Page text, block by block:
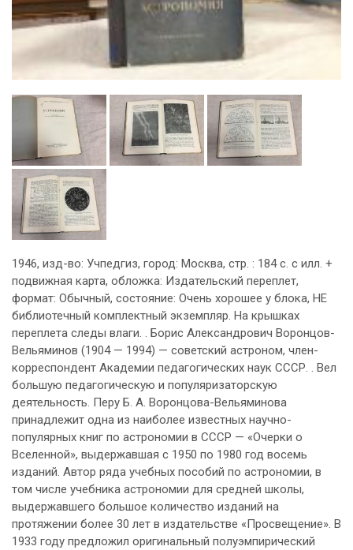
1946, изд-во: Учпедгиз, город: Москва, стр. : 184 с. с илл. +
подвижная карта, обложка: Издательский переплет,
формат: Обычный, состояние: Очень хорошее у блока, НЕ
библиотечный комплектный экземпляр. На крышках
переплета следы влаги. . Борис Александрович Воронцов-
Вельяминов (1904 — 1994) — советский астроном, член-
корреспондент Академии педагогических наук СССР. . Вел
большую педагогическую и популяризаторскую
деятельность. Перу Б. А. Воронцова-Вельяминова
принадлежит одна из наиболее известных научно-
популярных книг по астрономии в СССР — «Очерки о
Вселенной», выдержавшая с 1950 по 1980 год восемь
изданий. Автор ряда учебных пособий по астрономии, в
том числе учебника астрономии для средней школы,
выдержавшего большое количество изданий на
протяжении более 30 лет в издательстве «Просвещение». В
1933 году предложил оригинальный полуэмпирический